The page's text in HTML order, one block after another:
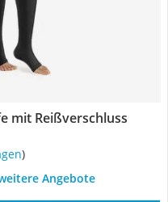
mit Reißverschluss
)
Angebote